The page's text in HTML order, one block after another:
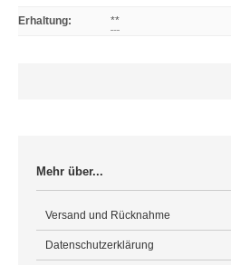
Erhaltung: **
Mehr über...
Versand und Rücknahme
Datenschutzerklärung